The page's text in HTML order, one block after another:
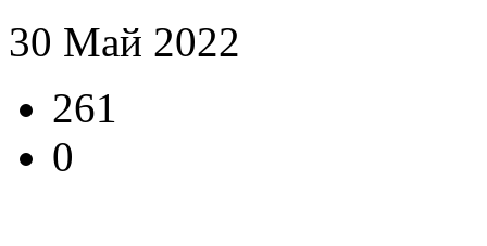
30 Май 2022
261
0